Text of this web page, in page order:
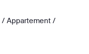
/ Appartement /